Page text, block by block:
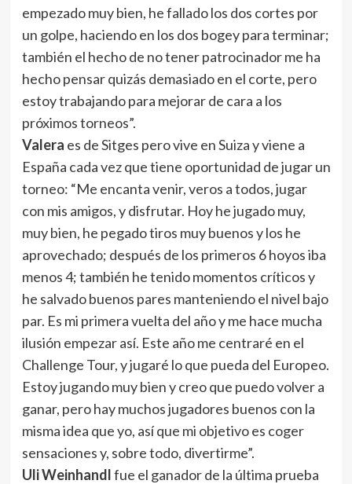
empezado muy bien, he fallado los dos cortes por
un golpe, haciendo en los dos bogey para terminar;
también el hecho de no tener patrocinador me ha
hecho pensar quizás demasiado en el corte, pero
estoy trabajando para mejorar de cara a los
próximos torneos”.
Valera es de Sitges pero vive en Suiza y viene a
España cada vez que tiene oportunidad de jugar un
torneo: “Me encanta venir, veros a todos, jugar
con mis amigos, y disfrutar. Hoy he jugado muy,
muy bien, he pegado tiros muy buenos y los he
aprovechado; después de los primeros 6 hoyos iba
menos 4; también he tenido momentos críticos y
he salvado buenos pares manteniendo el nivel bajo
par. Es mi primera vuelta del año y me hace mucha
ilusión empezar así. Este año me centraré en el
Challenge Tour, y jugaré lo que pueda del Europeo.
Estoy jugando muy bien y creo que puedo volver a
ganar, pero hay muchos jugadores buenos con la
misma idea que yo, así que mi objetivo es coger
sensaciones y, sobre todo, divertirme”.
Uli Weinhandlfue el ganador de la última prueba